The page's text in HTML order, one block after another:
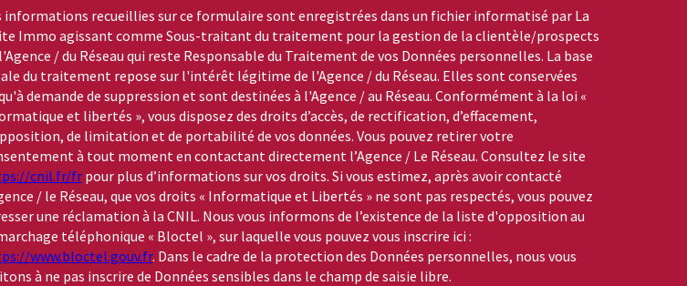
informations recueillies sur ce formulaire sont enregistrées dans un fichier informatisé par La
Immo agissant comme Sous-traitant du traitement pour la gestion de la clientèle/prospects
/ du Réseau qui reste Responsable du Traitement de vos Données personnelles. La base
du traitement repose sur l'intérêt légitime de l'Agence / du Réseau. Elles sont conservées
demande de suppression et sont destinées à l'Agence / au Réseau. Conformément à la loi «
et libertés », vous disposez des droits d’accès, de rectification, d’effacement,
de limitation et de portabilité de vos données. Vous pouvez retirer votre
à tout moment en contactant directement l’Agence / Le Réseau. Consultez le site
cnil.fr/frpour plus d’informations sur vos droits. Si vous estimez, après avoir contacté
/ le Réseau, que vos droits « Informatique et Libertés » ne sont pas respectés, vous pouvez
une réclamation à la CNIL. Nous vous informons de l’existence de la liste d'opposition au
téléphonique « Bloctel », sur laquelle vous pouvez vous inscrire ici :
www.bloctel.gouv.fr. Dans le cadre de la protection des Données personnelles, nous vous
à ne pas inscrire de Données sensibles dans le champ de saisie libre.